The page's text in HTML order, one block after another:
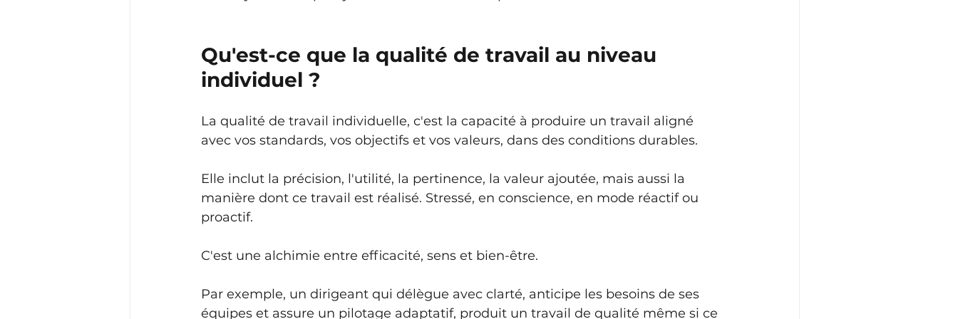
Qu'est-ce que la qualité de travail au niveau
individuel ?
La qualité de travail individuelle, c'est la capacité à produire un travail aligné
avec vos standards, vos objectifs et vos valeurs, dans des conditions durables.
Elle inclut la précision, l'utilité, la pertinence, la valeur ajoutée, mais aussi la
manière dont ce travail est réalisé. Stressé, en conscience, en mode réactif ou
proactif.
C'est une alchimie entre efficacité, sens et bien-être.
Par exemple, un dirigeant qui délègue avec clarté, anticipe les besoins de ses
équipes et assure un pilotage adaptatif, produit un travail de qualité même si ce